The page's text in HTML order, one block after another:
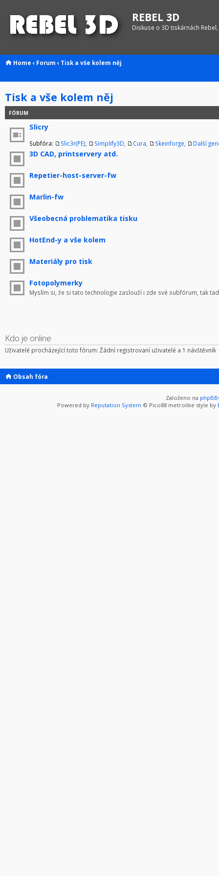
REBEL 3D
Diskuse o 3D tiskárnách
Home ‹ Forum ‹ Tisk a vše kolem něj
Tisk a vše kolem něj
FÓRUM
Slicry
Subfóra: Slic3r(PE), Simplify3D, Cura, Skeinforge, Další
3D CAD, printservery atd.
Repetier-host-server-fw
Marlin-fw
Všeobecná problematika tisku
HotEnd-y a vše kolem
Materiály pro tisk
Fotopolymerky
Myslím si, že si tato technologie zaslouží i zde své subfórum, tak
Kdo je online
Uživatelé procházející toto fórum: Žádní registrovaní uživatelé a 1 návštěvník
Obsah fóra
Založeno na phpBB
Powered by Reputation System © Pico88 metrolike style by